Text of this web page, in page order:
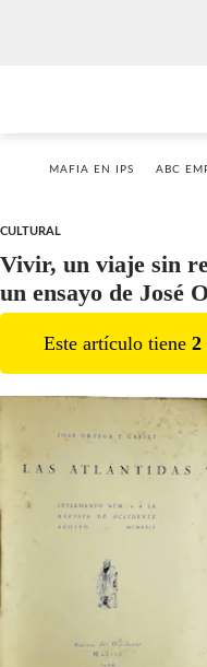
MAFIA EN IPS ABC
CULTURAL
Vivir, un viaje sin
un ensayo de José
Este artículo tiene 2